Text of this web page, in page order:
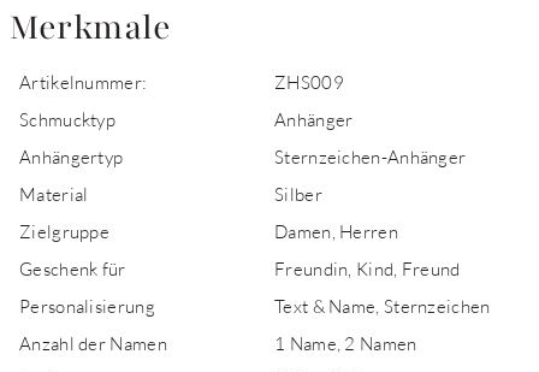
Merkmale
Artikelnummer:
ZHS009
Schmucktyp
Anhänger
Anhängertyp
Sternzeichen-Anhänger
Material
Silber
Zielgruppe
Damen, Herren
Geschenk für
Freundin, Kind, Freund
Personalisierung
Text & Name, Sternzeichen
Anzahl der Namen
1 Name, 2 Namen